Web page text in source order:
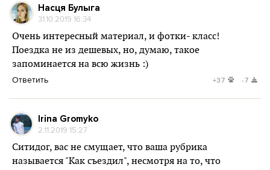
Насця Булыга
31.10.2019 16:34
Очень интересный материал, и фотки- класс!
Поездка не из дешевых, но, думаю, такое
запоминается на всю жизнь :)
Ответить +37 -7
Irina Gromyko
2.11.2019 15:27
Ситидог, вас не смущает, что ваша рубрика
называется "Как съездил", несмотря на то, что